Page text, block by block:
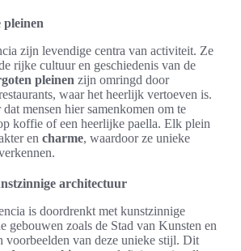
pleinen
zijn levendige centra van activiteit. Ze
rijke cultuur en geschiedenis van de
pleinen zijn omringd door
waar het heerlijk vertoeven is.
mensen hier samenkomen om te
koffie of een heerlijke paella. Elk plein
en charme, waardoor ze unieke
architectuur
is doordrenkt met kunstzinnige
gebouwen zoals de Stad van Kunsten en
voorbeelden van deze unieke stijl. Dit